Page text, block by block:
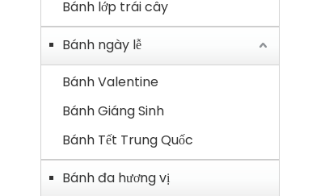
Bánh lớp trái cây
Bánh ngày lễ
Bánh Valentine
Bánh Giáng Sinh
Bánh Tết Trung Quốc
Bánh đa hương vị